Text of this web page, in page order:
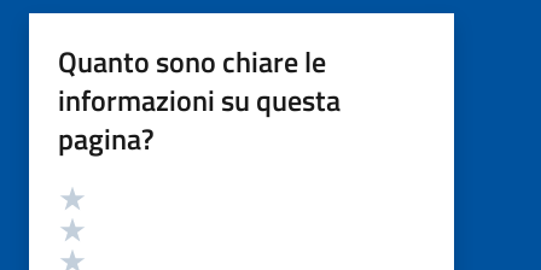
Quanto sono chiare le
informazioni su questa
pagina?
Valutazione